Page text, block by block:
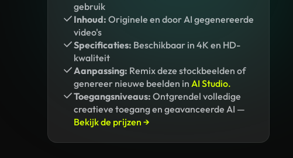
gebruik
Inhoud: Originele en door AI gegenereerde
video's
Specificaties: Beschikbaar in 4K en HD-
kwaliteit
Aanpassing: Remix deze stockbeelden of
genereer nieuwe beelden in AI Studio.
Toegangsniveaus: Ontgrendel volledige
creatieve toegang en geavanceerde AI —
Bekijk de prijzen →